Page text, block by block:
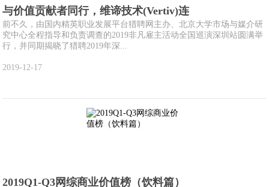
与价值贡献者同行，维谛技术(Vertiv)连
前不久，由国内精英职业发展平台猎聘网主办、北京大学市场与媒介研
究中心全程指导和负责调查的2019非凡雇主活动全国巡演深圳站圆满举
行，并同期揭晓了猎聘2019年深...
2019-12-17
2019Q1-Q3网综商业价值榜（饮料篇）